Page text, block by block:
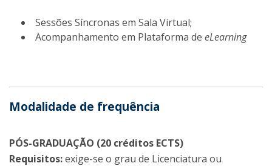
Sessões Síncronas em Sala Virtual;
Acompanhamento em Plataforma de eLearning
Modalidade de frequência
PÓS-GRADUAÇÃO (20 créditos ECTS)
Requisitos:exige-se o grau de Licenciatura ou